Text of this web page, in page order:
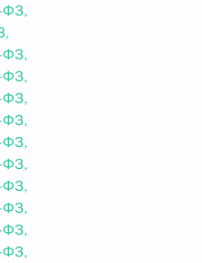
деятельности
ФЗ,
ФЗ,
ФЗ,
ФЗ,
ФЗ,
ФЗ,
ФЗ,
ФЗ,
ФЗ,
ФЗ,
ФЗ,